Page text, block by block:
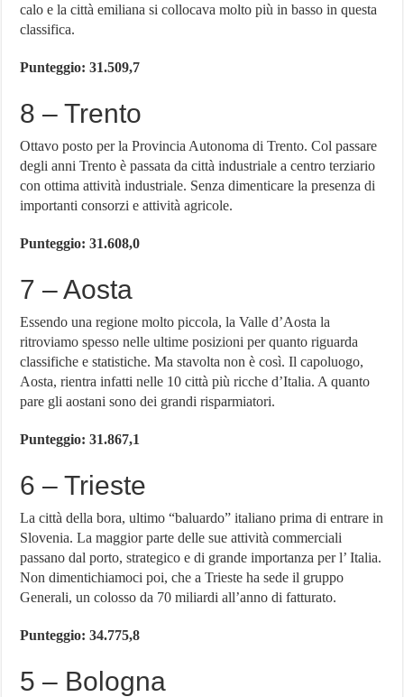
calo e la città emiliana si collocava molto più in basso in questa
classifica.
Punteggio: 31.509,7
8 – Trento
Ottavo posto per la Provincia Autonoma di Trento. Col passare
degli anni Trento è passata da città industriale a centro terziario
con ottima attività industriale. Senza dimenticare la presenza di
importanti consorzi e attività agricole.
Punteggio: 31.608,0
7 – Aosta
Essendo una regione molto piccola, la Valle d’Aosta la
ritroviamo spesso nelle ultime posizioni per quanto riguarda
classifiche e statistiche. Ma stavolta non è così. Il capoluogo,
Aosta, rientra infatti nelle 10 città più ricche d’Italia. A quanto
pare gli aostani sono dei grandi risparmiatori.
Punteggio: 31.867,1
6 – Trieste
La città della bora, ultimo “baluardo” italiano prima di entrare in
Slovenia. La maggior parte delle sue attività commerciali
passano dal porto, strategico e di grande importanza per l’ Italia.
Non dimentichiamoci poi, che a Trieste ha sede il gruppo
Generali, un colosso da 70 miliardi all’anno di fatturato.
Punteggio: 34.775,8
5 – Bologna